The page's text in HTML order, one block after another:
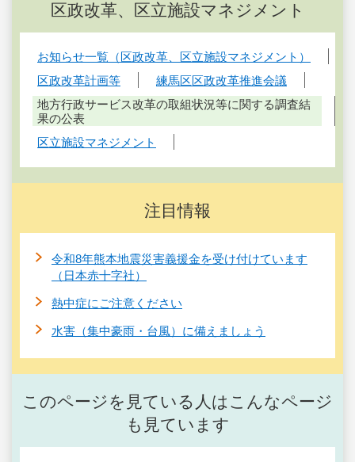
区政改革、区立施設マネジメント
お知らせ一覧（区政改革、区立施設マネジメント）
区政改革計画等
練馬区区政改革推進会議
地方行政サービス改革の取組状況等に関する調査結
果の公表
区立施設マネジメント
注目情報
令和8年熊本地震災害義援金を受け付けています
（日本赤十字社）
熱中症にご注意ください
水害（集中豪雨・台風）に備えましょう
このページを見ている人はこんなページ
も見ています